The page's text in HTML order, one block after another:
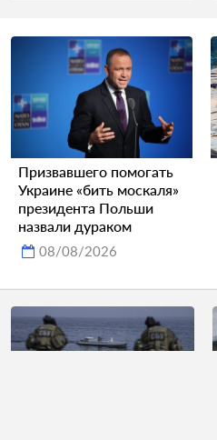
Призвавшего помогать
Украине «бить москаля»
президента Польши
назвали дураком
08/08/2026